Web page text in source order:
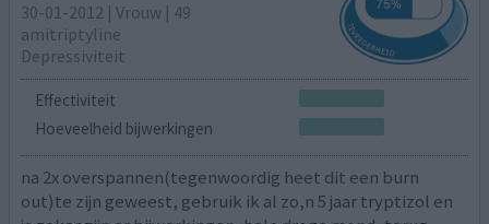
30-01-2012 | Vrouw | 49
amitriptyline
Depressiviteit
Effectiviteit
Hoeveelheid bijwerkingen
na 2x overspannen(tegenwoordig heet dit een burn
out)te zijn geweest, gebruik ik al zo,n 5 jaar tryptizol en